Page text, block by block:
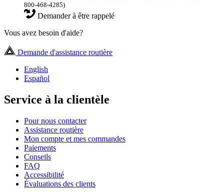
800-468-4285)
Demander à être rappelé
Vous avez besoin d'aide?
Demande d'assistance routière
English
Español
Service à la clientèle
Pour nous contacter
Assistance routière
Mon compte et mes commandes
Paiements
Conseils
FAQ
Accessibilité
Évaluations des clients